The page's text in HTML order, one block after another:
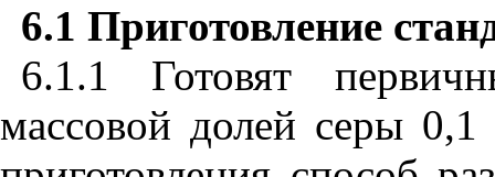
6.1 Приготовление
6.1.1 Готовят
массовой долей серы